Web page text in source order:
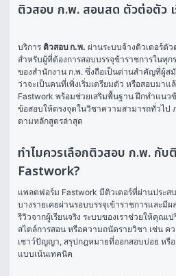
ติวสอบ ก.พ. สอนสด ตัวต่อตัว
บริการ ติวสอบ ก.พ. ผ่านระบบจ้างติวเตอร์ตั
สำหรับผู้ที่ต้องการสอบบรรจุข้าราชการในทุ
ของสำนักงาน ก.พ. ซึ่งถือเป็นด่านสำคัญที่ผู้ส
ว่าจะเป็นคนที่เพิ่งเริ่มเตรียมตัว หรือสอบมาแ
Fastwork พร้อมช่วยเสริมพื้นฐาน ฝึกทำแนว
ข้อสอบให้ตรงจุดในวิชาความสามารถทั่วไป
ตามหลักสูตรล่าสุด
ทำไมควรเลือกติวสอบ ก.พ. กับ
Fastwork?
แพลตฟอร์ม Fastwork มีติวเตอร์ที่ผ่านประส
บางรายเคยผ่านรอบบรรจุเข้าราชการและมี
รีวิวจากผู้เรียนจริง ระบบของเราช่วยให้คุณเ
สไตล์การสอน หรือความถนัดรายวิชา เช่น ค
เชาว์ปัญญา, สรุปกฎหมายที่ออกสอบบ่อย หรื
แบบเน้นเทคนิค